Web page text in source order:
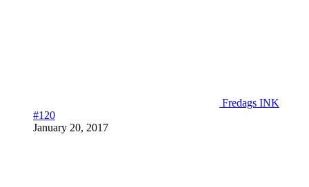
Fredags INK
#120
January 20, 2017